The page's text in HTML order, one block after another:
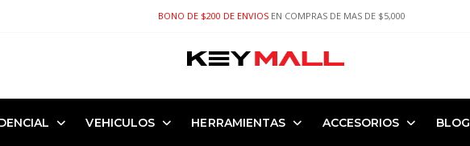
BONO DE $200 DE ENVIOS EN COMPRAS DE MAS DE $5,000
VEHICULOS HERRAMIENTAS ACCESORIOS BLOG